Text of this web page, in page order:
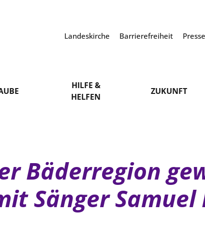
Landeskirche Barrierefreiheit Presse
HILFE &
HELFEN
ZUKUNFT
Bäderregion
Sänger Samuel